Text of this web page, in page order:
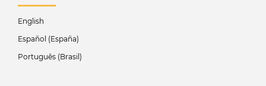
English
Español (España)
Português (Brasil)